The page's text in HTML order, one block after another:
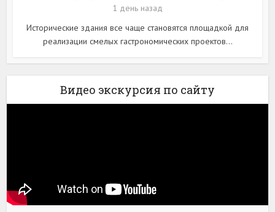
1 день назад
Исторические здания все чаще становятся площадкой для
реализации смелых гастрономических проектов...
Видео экскурсия по сайту